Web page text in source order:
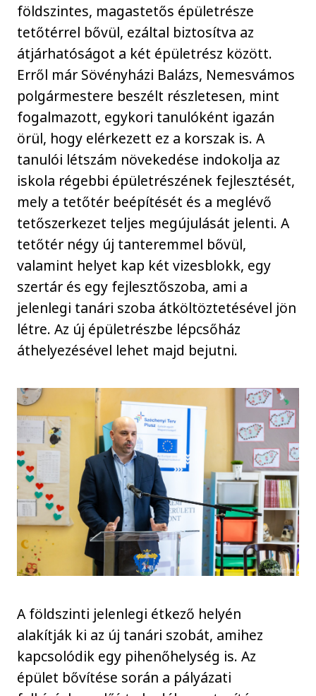
földszintes, magastetős épületrésze
tetőtérrel bővül, ezáltal biztosítva az
átjárhatóságot a két épületrész között.
Erről már Sövényházi Balázs, Nemesvámos
polgármestere beszélt részletesen, mint
fogalmazott, egykori tanulóként igazán
örül, hogy elérkezett ez a korszak is. A
tanulói létszám növekedése indokolja az
iskola régebbi épületrészének fejlesztését,
mely a tetőtér beépítését és a meglévő
tetőszerkezet teljes megújulását jelenti. A
tetőtér négy új tanteremmel bővül,
valamint helyet kap két vizesblokk, egy
szertár és egy fejlesztőszoba, ami a
jelenlegi tanári szoba átköltöztetésével jön
létre. Az új épületrészbe lépcsőház
áthelyezésével lehet majd bejutni.
A földszinti jelenlegi étkező helyén
alakítják ki az új tanári szobát, amihez
kapcsolódik egy pihenőhelység is. Az
épület bővítése során a pályázati